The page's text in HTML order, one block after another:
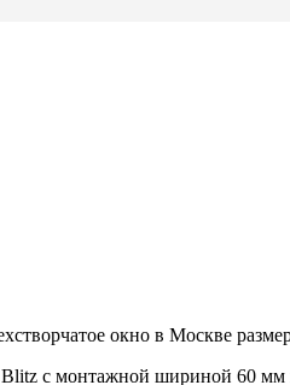
окно в Москве
с монтажной шириной 60 мм